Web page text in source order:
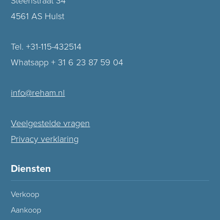
4561 AS Hulst
Tel. +31-115-432514
Whatsapp + 31 6 23 87 59 04
info@reham.nl
Veelgestelde vragen
Privacy verklaring
Diensten
Verkoop
Aankoop